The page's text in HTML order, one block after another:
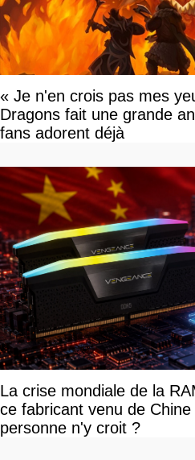
« Je n'en crois pas mes
Dragons fait une grande
fans adorent déjà
La crise mondiale de la
ce fabricant venu de
personne n'y croit ?